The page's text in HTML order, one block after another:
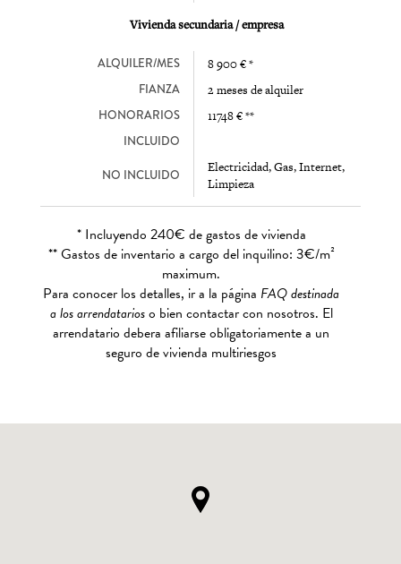
Vivienda secundaria / empresa
ALQUILER/MES 8 900 € *
FIANZA 2 meses de alquiler
HONORARIOS 11748 € **
INCLUIDO
NO INCLUIDO
Electricidad, Gas, Internet,
Limpieza
* Incluyendo 240€ de gastos de vivienda
** Gastos de inventario a cargo del inquilino: 3€/m²
maximum.
Para conocer los detalles, ir a la página FAQ destinada
a los arrendatarioso bien contactar con nosotros. El
arrendatario debera afiliarse obligatoriamente a un
seguro de vivienda multiriesgos